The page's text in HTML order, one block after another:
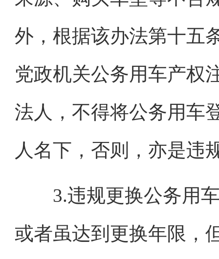
外，根据该办法第十五
党政机关公务用车产权
法人，不得将公务用车
人名下，否则，亦是违
3.违规更换公务用车
或者虽达到更换年限，